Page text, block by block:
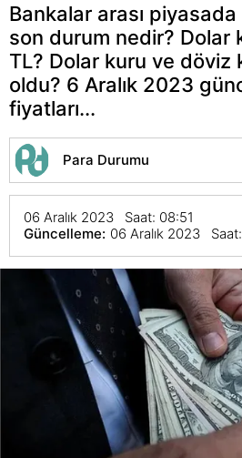
Bankalar arası
son durum nedir? Dolar
TL? Dolar kuru ve döviz
oldu? 6 Aralık 2023
fiyatları...
Para Durumu
06 Aralık 2023 Saat: 08:51
Güncelleme: 06 Aralık 2023